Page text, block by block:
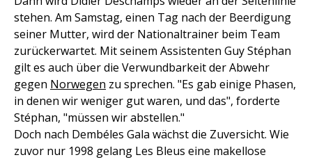
stehen. Am Samstag, einen Tag nach der Beerdigung
seiner Mutter, wird der Nationaltrainer beim Team
zurückerwartet. Mit seinem Assistenten Guy Stéphan
gilt es auch über die Verwundbarkeit der Abwehr
gegen Norwegen zu sprechen. "Es gab einige Phasen,
in denen wir weniger gut waren, und das", forderte
Stéphan, "müssen wir abstellen."
Doch nach Dembéles Gala wächst die Zuversicht. Wie
zuvor nur 1998 gelang Les Bleus eine makellose